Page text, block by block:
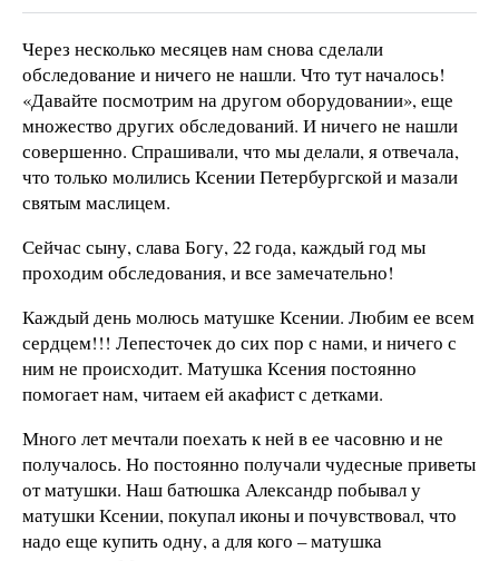
Через несколько месяцев нам снова сделали
обследование и ничего не нашли. Что тут началось!
«Давайте посмотрим на другом оборудовании», еще
множество других обследований. И ничего не нашли
совершенно. Спрашивали, что мы делали, я отвечала,
что только молились Ксении Петербургской и мазали
святым маслицем.
Сейчас сыну, слава Богу, 22 года, каждый год мы
проходим обследования, и все замечательно!
Каждый день молюсь матушке Ксении. Любим ее всем
сердцем!!! Лепесточек до сих пор с нами, и ничего с
ним не происходит. Матушка Ксения постоянно
помогает нам, читаем ей акафист с детками.
Много лет мечтали поехать к ней в ее часовню и не
получалось. Но постоянно получали чудесные приветы
от матушки. Наш батюшка Александр побывал у
матушки Ксении, покупал иконы и почувствовал, что
надо еще купить одну, а для кого – матушка